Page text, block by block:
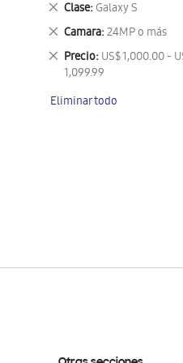
Clase Galaxy S
Eliminar
este
artículo
Camara 24MP o más
Eliminar
este
artículo
Precio US$ 1,000.00 -
1,099.99
Eliminar
este
Eliminar todo